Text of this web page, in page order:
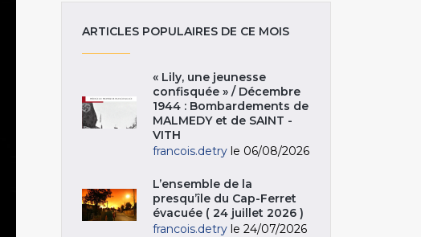
ARTICLES POPULAIRES DE CE MOIS
« Lily, une jeunesse
confisquée » / Décembre
1944 : Bombardements de
MALMEDY et de SAINT -
VITH
francois.detry le 06/08/2026
L’ensemble de la
presqu’île du Cap-Ferret
évacuée ( 24 juillet 2026 )
francois.detry le 24/07/2026